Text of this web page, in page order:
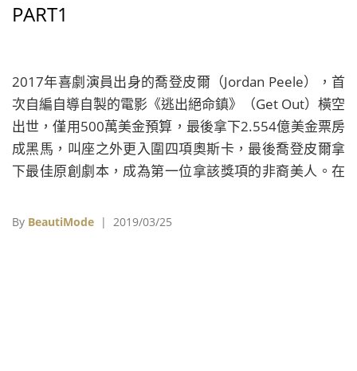
PART1
2017年喜劇演員出身的喬登皮爾（Jordan Peele），首
次自編自導自製的電影《逃出絕命鎮》（Get Out）橫空
出世，僅用500萬美金預算，最後拿下2.554億美金票房
成黑馬，叫座之外更入圍四項奧斯卡，最後喬登皮爾拿
下最佳原創劇本，成為第一位拿該獎項的非裔美人。在
演口中社會驚悚系列作品第二彈，自然一推出就引發話
By BeautiMode | 2019/03/25